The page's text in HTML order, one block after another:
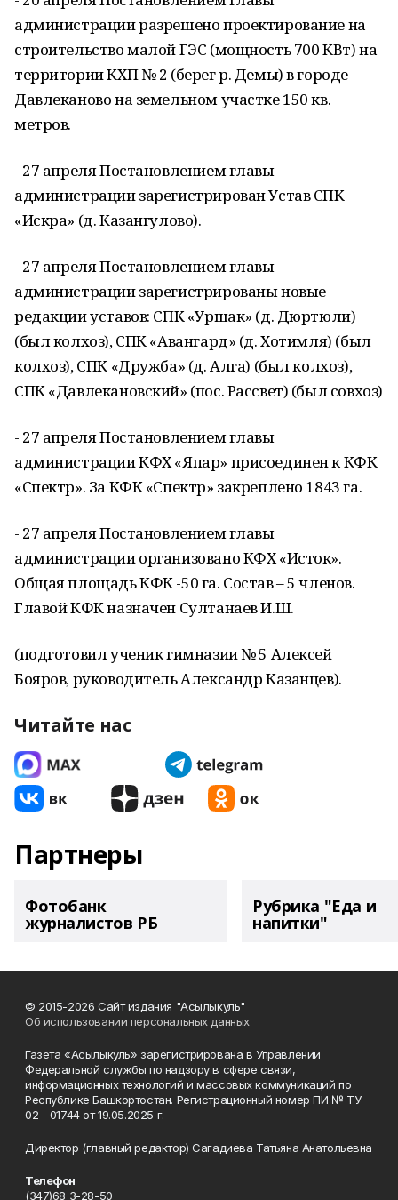
администрации разрешено проектирование на
строительство малой ГЭС (мощность 700 КВт) на
территории КХП № 2 (берег р. Демы) в городе
Давлеканово на земельном участке 150 кв.
метров.
- 27 апреля Постановлением главы
администрации зарегистрирован Устав СПК
«Искра» (д. Казангулово).
- 27 апреля Постановлением главы
администрации зарегистрированы новые
редакции уставов: СПК «Уршак» (д. Дюртюли)
(был колхоз), СПК «Авангард» (д. Хотимля) (был
колхоз), СПК «Дружба» (д. Алга) (был колхоз),
СПК «Давлекановский» (пос. Рассвет) (был совхоз)
- 27 апреля Постановлением главы
администрации КФХ «Япар» присоединен к КФК
«Спектр». За КФК «Спектр» закреплено 1843 га.
- 27 апреля Постановлением главы
администрации организовано КФХ «Исток».
Общая площадь КФК -50 га. Состав – 5 членов.
Главой КФК назначен Султанаев И.Ш.
(подготовил ученик гимназии № 5 Алексей
Бояров, руководитель Александр Казанцев).
Читайте нас
Партнеры
Фотобанк
журналистов РБ
Рубрика "Еда и
напитки"
© 2015-2026 Сайт издания "Асылыкуль"
Об использовании персональных данных
Газета «Асылыкуль» зарегистрирована в Управлении
Федеральной службы по надзору в сфере связи,
информационных технологий и массовых коммуникаций по
Республике Башкортостан. Регистрационный номер ПИ № ТУ
02 - 01744 от 19.05.2025 г.
Директор (главный редактор) Сагадиева Татьяна Анатольевна
Телефон
(347)68 3-28-50